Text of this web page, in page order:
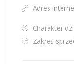
Adres
Charakter
Zakres